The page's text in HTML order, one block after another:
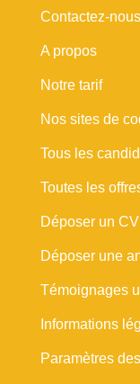
Contactez-nous
A propos
Notre tarif
Nos sites de
Tous les
Toutes les
Déposer un CV
Déposer une
Témoignages
Informations
Paramètres